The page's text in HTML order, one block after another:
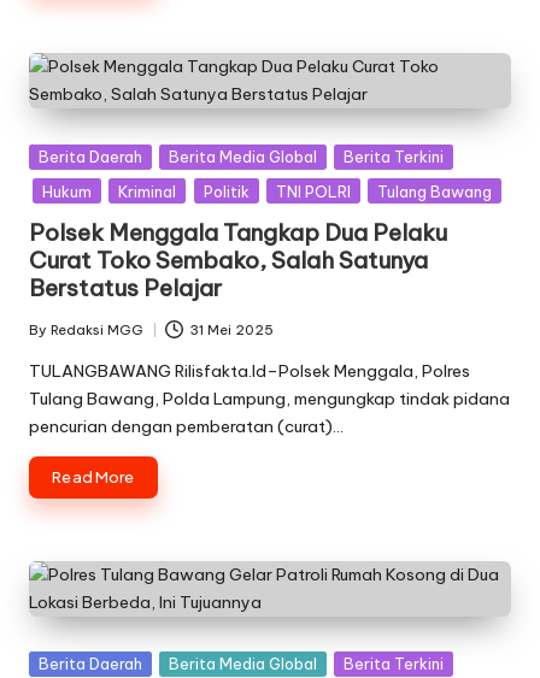
Posted
in
Berita Daerah Berita Media Global
Berita Terkini
Hukum
Kriminal Politik TNI POLRI Tulang Bawang
Polsek Menggala Tangkap Dua Pelaku
Curat Toko Sembako, Salah Satunya
Berstatus Pelajar
Posted
by
By Redaksi MGG 31 Mei 2025
TULANGBAWANG Rilisfakta.Id–Polsek Menggala, Polres
Tulang Bawang, Polda Lampung, mengungkap tindak pidana
pencurian dengan pemberatan (curat)…
Read More
Posted
Berita Daerah Berita Media Global
Berita Terkini